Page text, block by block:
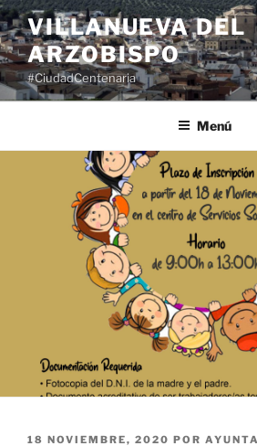
Saltar
al
contenido
VILLANUEVA DEL
ARZOBISPO
#CiudadCentenaria
Menú
PUBLICADO
18 NOVIEMBRE, 2020 POR